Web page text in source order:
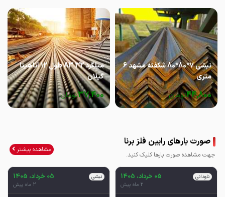
نبشی 7*80*80 شکفته مشهد 6
متری
44,800تومان
میلگرد 32 A3 طول 12 آناهیتا
گیلان
37,400تومان
صورت بارهای رابین فلز برنا
جهت مشاهده صورت بارها کلیک کنید.
مشاهده بیشتر
ناودانی 05 خرداد، 1405
2 ماه پیش
نبشی 05 خرداد، 1405
2 ماه پیش